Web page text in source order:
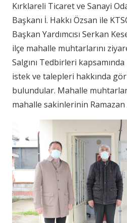
Kırklareli Ticaret ve Sanayi
Başkanı İ. Hakkı Özsan ile
Başkan Yardımcısı Serkan
ilçe mahalle muhtarlarını
Salgını Tedbirleri
istek ve talepleri hakkında
bulundular. Mahalle
mahalle sakinlerinin Ramazan